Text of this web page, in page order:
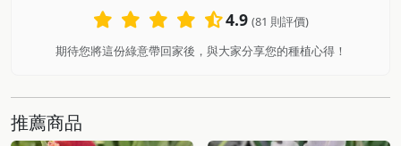
4.9 (81 則評價)
期待您將這份綠意帶回家後，與大家分享您的種植心得！
推薦商品